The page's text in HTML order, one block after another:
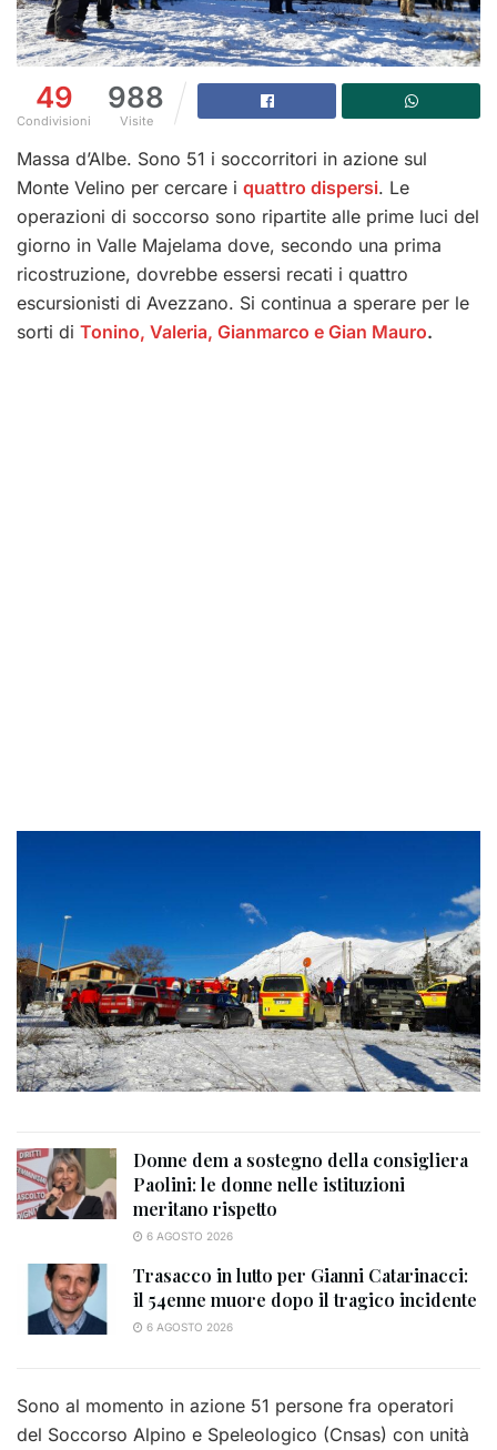
49
Condivisioni
988
Visite
Massa d’Albe. Sono 51 i soccorritori in azione sul
Monte Velino per cercare i quattro dispersi. Le
operazioni di soccorso sono ripartite alle prime luci del
giorno in Valle Majelama dove, secondo una prima
ricostruzione, dovrebbe essersi recati i quattro
escursionisti di Avezzano. Si continua a sperare per le
sorti di Tonino, Valeria, Gianmarco e Gian Mauro.
Donne dem a sostegno della consigliera
Paolini: le donne nelle istituzioni
meritano rispetto
6 AGOSTO 2026
Trasacco in lutto per Gianni Catarinacci:
il 54enne muore dopo il tragico incidente
6 AGOSTO 2026
Sono al momento in azione 51 persone fra operatori
del Soccorso Alpino e Speleologico (Cnsas) con unità